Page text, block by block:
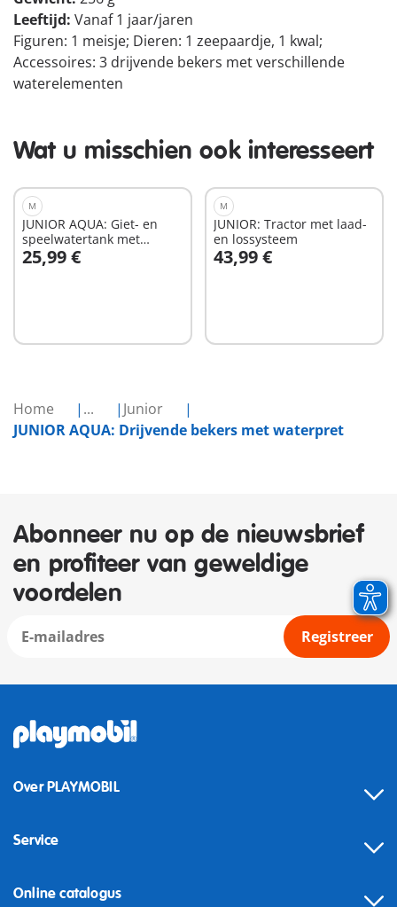
Home ...
Junior
JUNIOR AQUA: Drijvende bekers met waterpret
Leeftijd: Vanaf 1 jaar/jaren
Figuren: 1 meisje; Dieren: 1 zeepaardje, 1 kwal;
Accessoires: 3 drijvende bekers met verschillende
waterelementen
Wat u misschien ook interesseert
M
JUNIOR AQUA: Giet- en
speelwatertank met
glijbaan
25,99 €
In winkelwagen
M
JUNIOR: Tractor met laad-
en lossysteem
43,99 €
In winkelwagen
Abonneer nu op de nieuwsbrief
en profiteer van geweldige
voordelen
Registreer
Over PLAYMOBIL
Service
Online catalogus